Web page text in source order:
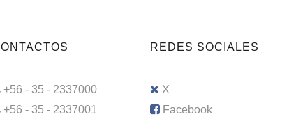
+56 - 35 - 2337000
+56 - 35 - 2337001
REDES SOCIALES
X
Facebook